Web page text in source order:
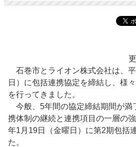
石巻市とライオン株式会社は、
日）に包括連携協定を締結し、様
を行ってきました。
今般、5年間の協定締結期間が満
携体制の継続と連携項目の一層の
年1月19日（金曜日）に第2期包括
た。